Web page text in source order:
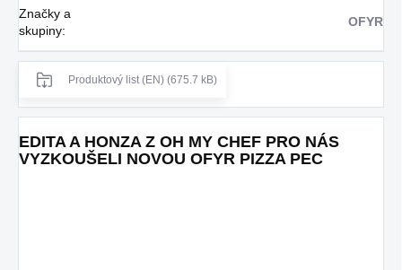
Značky a
skupiny:
OFYR
Produktový list (EN) (675.7 kB)
EDITA A HONZA Z OH MY CHEF PRO NÁS
VYZKOUŠELI NOVOU OFYR PIZZA PEC